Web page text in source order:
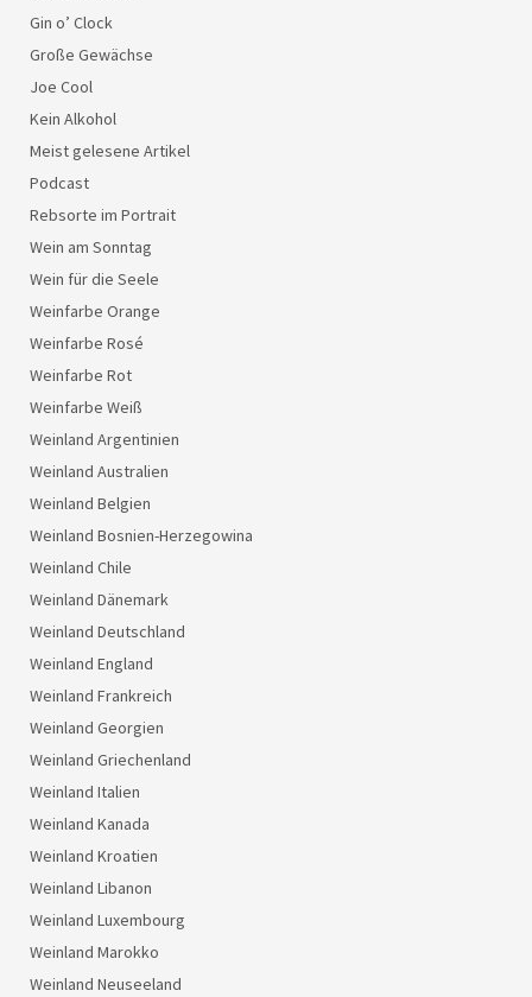
Gin o’ Clock
Große Gewächse
Joe Cool
Kein Alkohol
Meist gelesene Artikel
Podcast
Rebsorte im Portrait
Wein am Sonntag
Wein für die Seele
Weinfarbe Orange
Weinfarbe Rosé
Weinfarbe Rot
Weinfarbe Weiß
Weinland Argentinien
Weinland Australien
Weinland Belgien
Weinland Bosnien-Herzegowina
Weinland Chile
Weinland Dänemark
Weinland Deutschland
Weinland England
Weinland Frankreich
Weinland Georgien
Weinland Griechenland
Weinland Italien
Weinland Kanada
Weinland Kroatien
Weinland Libanon
Weinland Luxembourg
Weinland Marokko
Weinland Neuseeland